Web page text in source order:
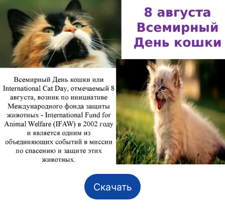
Скачать